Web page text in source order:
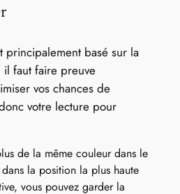
principalement basé sur la
faut faire preuve
vos chances de
votre lecture pour
de la même couleur dans le
la position la plus haute
vous pouvez garder la